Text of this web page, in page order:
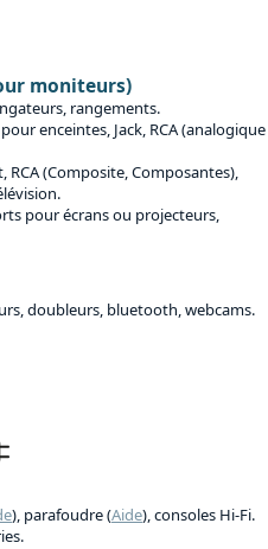
moniteurs)
rangements.
enceintes, Jack, RCA (analogique
RCA (Composite, Composantes),
pour écrans ou projecteurs,
doubleurs, bluetooth, webcams.
), parafoudre (Aide), consoles Hi-Fi.